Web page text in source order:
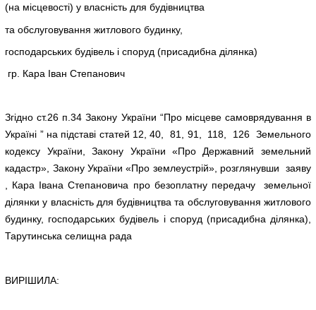
(на місцевості) у власність для будівництва
та обслуговування житлового будинку,
господарських будівель і споруд (присадибна ділянка)
гр. Кара Іван Степанович
Згідно ст.26 п.34 Закону України “Про місцеве самоврядування в
Україні ” на підставі статей 12, 40, 81, 91, 118, 126 Земельного
кодексу України, Закону України «Про Державний земельний
кадастр», Закону України «Про землеустрій», розглянувши заяву
, Кара Івана Степановича про безоплатну передачу земельної
ділянки у власність для будівництва та обслуговування житлового
будинку, господарських будівель і споруд (присадибна ділянка),
Тарутинська селищна рада
ВИРІШИЛА: